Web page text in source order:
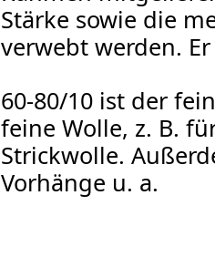
Stärke sowie die
verwebt werden.
60-80/10 ist der
feine Wolle, z. B.
Strickwolle.
Vorhänge u. a.